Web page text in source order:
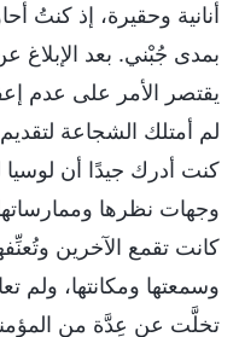
أنانية وحقيرة، إذ كنتُ
بمدى جُبْني. بعد الإبلاغ
يقتصر الأمر على عدم
لم أمتلك الشجاعة
كنت أدرك جيدًا أن لوسيا
وجهات نظرها
كانت تقمع الآخرين
وسمعتها ومكانتها، ولم
تخلَّت عن عِدَّة من